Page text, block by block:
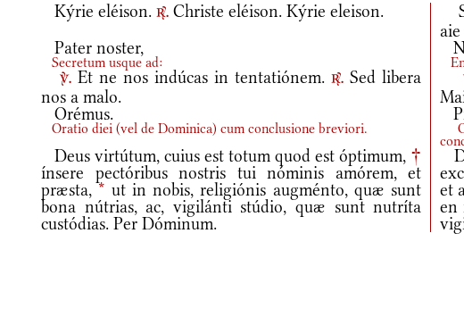
Kýrie eléison. r. Christe eléison. Kýrie eleison.
Pater noster,
Secretum usque ad:
v. Et ne nos indúcas in tentatiónem.r. Sed libera
nos a malo.
Orémus.
Oratio diei (vel de Dominica) cum conclusione breviori.
Deus virtútum, cuius est totum quod est óptimum, †
ínsere pectóribus nostris tui nóminis amórem, et
præsta,* ut in nobis, religiónis augménto, quæ sunt
bona nútrias, ac, vigilánti stúdio, quæ sunt nutríta
custódias. Per Dóminum.
et
en